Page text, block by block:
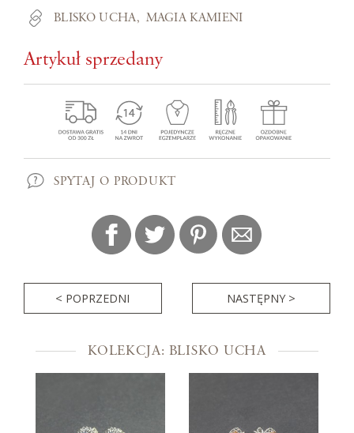
BLISKO UCHA MAGIA KAMIENI
Artykuł sprzedany
SPYTAJ O PRODUKT
< POPRZEDNI NASTĘPNY >
KOLEKCJA: BLISKO UCHA